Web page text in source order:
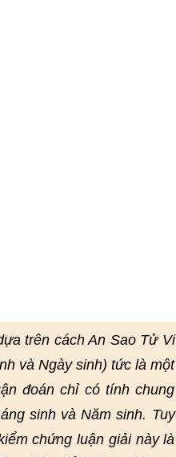
trên cách An Sao Tử Vi
và Ngày sinh) tức là một
đoán chỉ có tính chung
sinh và Năm sinh. Tuy
chứng luận giải này là